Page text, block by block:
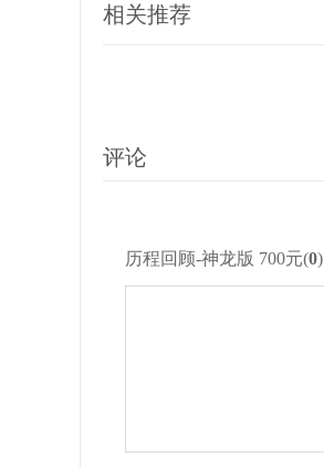
相关推荐
评论
历程回顾-神龙版 700元(0)